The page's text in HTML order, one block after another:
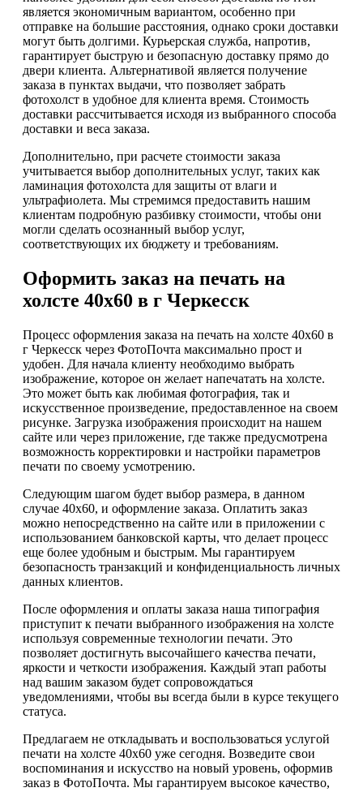
является экономичным вариантом, особенно при
отправке на большие расстояния, однако сроки доставки
могут быть долгими. Курьерская служба, напротив,
гарантирует быструю и безопасную доставку прямо до
двери клиента. Альтернативой является получение
заказа в пунктах выдачи, что позволяет забрать
фотохолст в удобное для клиента время. Стоимость
доставки рассчитывается исходя из выбранного способа
доставки и веса заказа.
Дополнительно, при расчете стоимости заказа
учитывается выбор дополнительных услуг, таких как
ламинация фотохолста для защиты от влаги и
ультрафиолета. Мы стремимся предоставить нашим
клиентам подробную разбивку стоимости, чтобы они
могли сделать осознанный выбор услуг,
соответствующих их бюджету и требованиям.
Оформить заказ на печать на
холсте 40х60 в г Черкесск
Процесс оформления заказа на печать на холсте 40х60 в
г Черкесск через ФотоПочта максимально прост и
удобен. Для начала клиенту необходимо выбрать
изображение, которое он желает напечатать на холсте.
Это может быть как любимая фотография, так и
искусственное произведение, предоставленное на своем
рисунке. Загрузка изображения происходит на нашем
сайте или через приложение, где также предусмотрена
возможность корректировки и настройки параметров
печати по своему усмотрению.
Следующим шагом будет выбор размера, в данном
случае 40х60, и оформление заказа. Оплатить заказ
можно непосредственно на сайте или в приложении с
использованием банковской карты, что делает процесс
еще более удобным и быстрым. Мы гарантируем
безопасность транзакций и конфиденциальность личных
данных клиентов.
После оформления и оплаты заказа наша типография
приступит к печати выбранного изображения на холсте
используя современные технологии печати. Это
позволяет достигнуть высочайшего качества печати,
яркости и четкости изображения. Каждый этап работы
над вашим заказом будет сопровождаться
уведомлениями, чтобы вы всегда были в курсе текущего
статуса.
Предлагаем не откладывать и воспользоваться услугой
печати на холсте 40х60 уже сегодня. Возведите свои
воспоминания и искусство на новый уровень, оформив
заказ в ФотоПочта. Мы гарантируем высокое качество,